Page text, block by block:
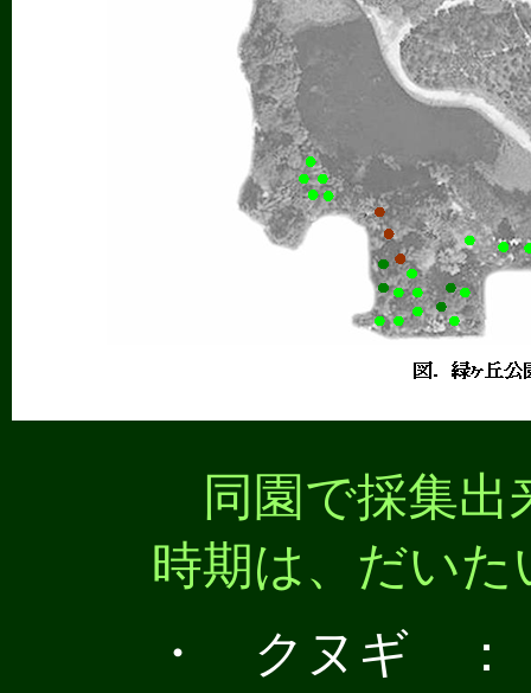
同園で採集出
時期は、だい
・ クヌギ